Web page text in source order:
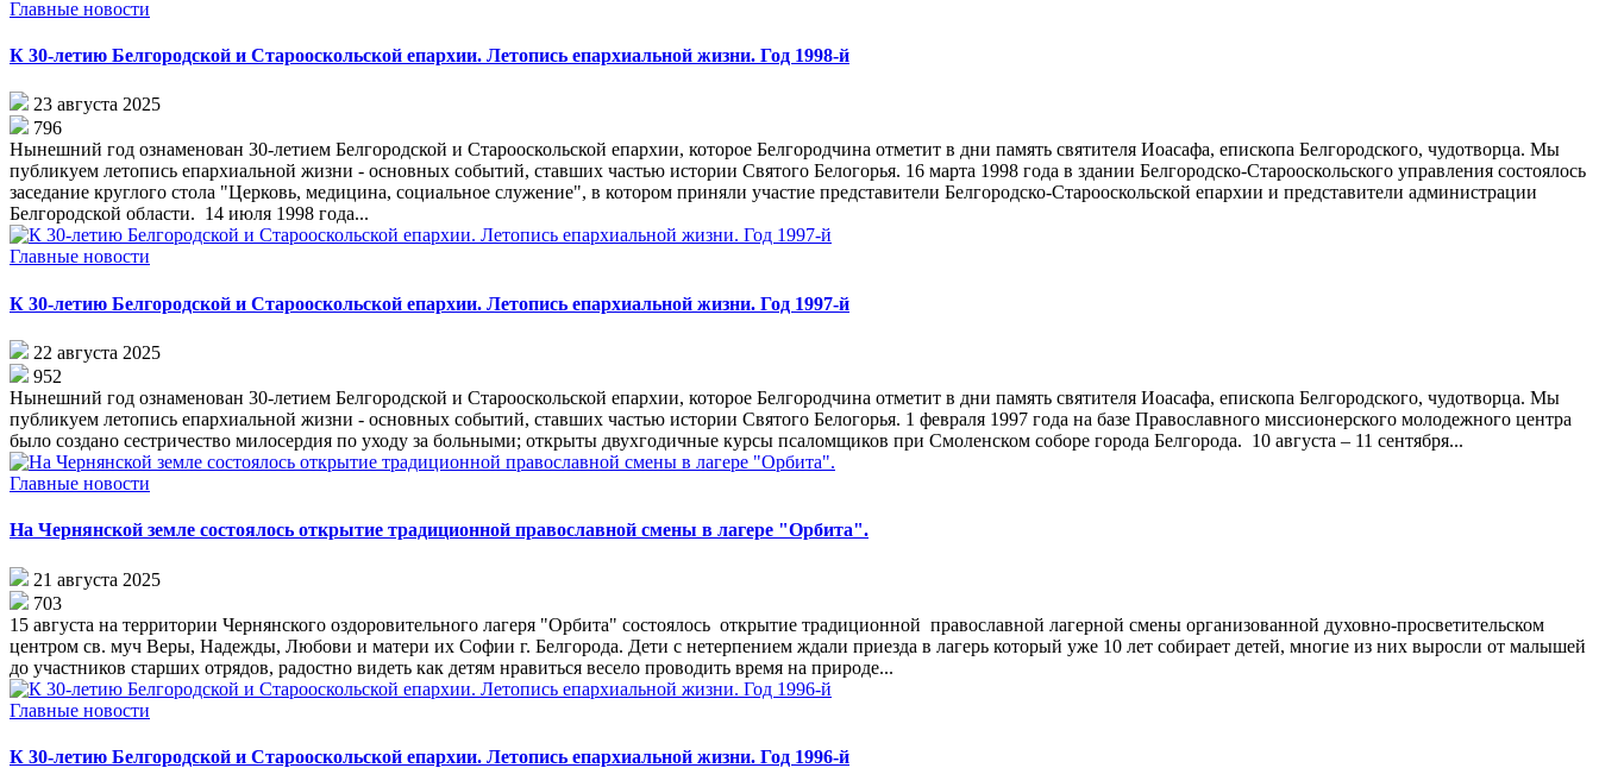
Главные новости
К 30-летию Белгородской и Старооскольской епархии. Летопись епархиальной жизни. Год 1998-й
23 августа 2025
796
Нынешний год ознаменован 30-летием Белгородской и Старооскольской епархии, которое Белгородчина отметит в дни память святителя Иоасафа, епископа Белгородского, чудотворца. Мы
публикуем летопись епархиальной жизни - основных событий, ставших частью истории Святого Белогорья. 16 марта 1998 года в здании Белгородско-Старооскольского управления состоялось
заседание круглого стола "Церковь, медицина, социальное служение", в котором приняли участие представители Белгородско-Старооскольской епархии и представители администрации
Белгородской области. 14 июля 1998 года...
Главные новости
К 30-летию Белгородской и Старооскольской епархии. Летопись епархиальной жизни. Год 1997-й
22 августа 2025
952
Нынешний год ознаменован 30-летием Белгородской и Старооскольской епархии, которое Белгородчина отметит в дни память святителя Иоасафа, епископа Белгородского, чудотворца. Мы
публикуем летопись епархиальной жизни - основных событий, ставших частью истории Святого Белогорья. 1 февраля 1997 года на базе Православного миссионерского молодежного центра
было создано сестричество милосердия по уходу за больными; открыты двухгодичные курсы псаломщиков при Смоленском соборе города Белгорода. 10 августа – 11 сентября...
Главные новости
На Чернянской земле состоялось открытие традиционной православной смены в лагере "Орбита".
21 августа 2025
703
15 августа на территории Чернянского оздоровительного лагеря "Орбита" состоялось открытие традиционной православной лагерной смены организованной духовно-просветительском
центром св. муч Веры, Надежды, Любови и матери их Софии г. Белгорода. Дети с нетерпением ждали приезда в лагерь который уже 10 лет собирает детей, многие из них выросли от малышей
до участников старших отрядов, радостно видеть как детям нравиться весело проводить время на природе...
Главные новости
К 30-летию Белгородской и Старооскольской епархии. Летопись епархиальной жизни. Год 1996-й